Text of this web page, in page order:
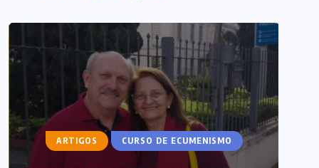
ARTIGOS CURSO DE ECUMENISMO